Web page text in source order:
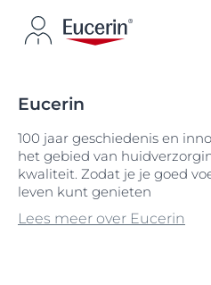
Eucerin
100 jaar geschiedenis en
het gebied van
kwaliteit. Zodat je je goed
leven kunt genieten
Lees meer over Eucerin